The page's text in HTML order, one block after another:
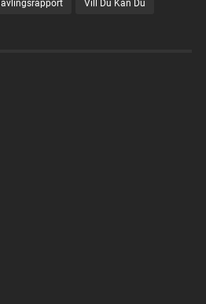
Tävlingsrapport Vill Du Kan Du